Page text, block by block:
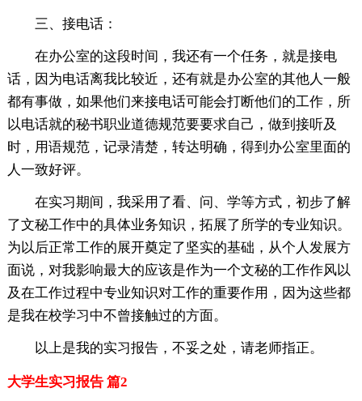
三、接电话：
在办公室的这段时间，我还有一个任务，就是接电
话，因为电话离我比较近，还有就是办公室的其他人一般
都有事做，如果他们来接电话可能会打断他们的工作，所
以电话就的秘书职业道德规范要要求自己，做到接听及
时，用语规范，记录清楚，转达明确，得到办公室里面的
人一致好评。
在实习期间，我采用了看、问、学等方式，初步了解
了文秘工作中的具体业务知识，拓展了所学的专业知识。
为以后正常工作的展开奠定了坚实的基础，从个人发展方
面说，对我影响最大的应该是作为一个文秘的工作作风以
及在工作过程中专业知识对工作的重要作用，因为这些都
是我在校学习中不曾接触过的方面。
以上是我的实习报告，不妥之处，请老师指正。
大学生实习报告 篇2